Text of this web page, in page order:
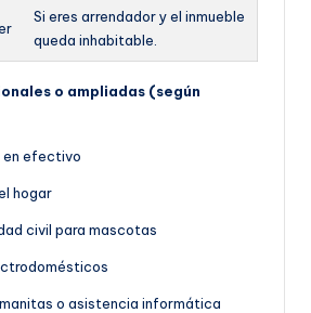
Si eres arrendador y el inmueble
queda inhabitable.
o ampliadas (según
en efectivo
hogar
civil para mascotas
o asistencia informática